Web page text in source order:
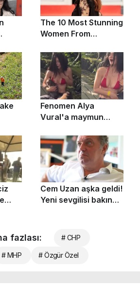
fazlası: # CHP
# MHP # Özgür Özel